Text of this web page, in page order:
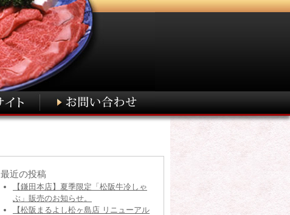
最近の投稿
【鎌田本店】夏季限定「松阪牛冷しゃ
ぶ」販売のお知らせ。
【松阪まるよし松ヶ島店 リニューアル